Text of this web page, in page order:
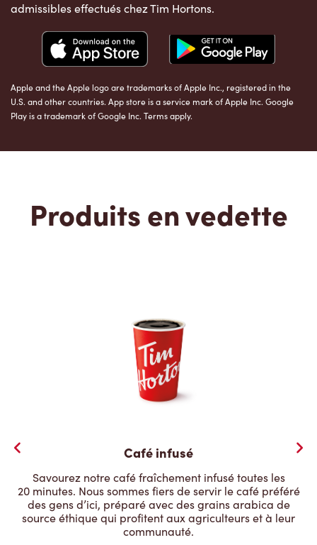
admissibles effectués chez Tim Hortons.
Apple and the Apple logo are trademarks of Apple Inc., registered in the
U.S. and other countries. App store is a service mark of Apple Inc. Google
Play is a trademark of Google Inc. Terms apply.
Produits en vedette
Café infusé
Savourez notre café fraîchement infusé toutes les
20 minutes. Nous sommes fiers de servir le café préféré
des gens d’ici, préparé avec des grains arabica de
source éthique qui profitent aux agriculteurs et à leur
communauté.